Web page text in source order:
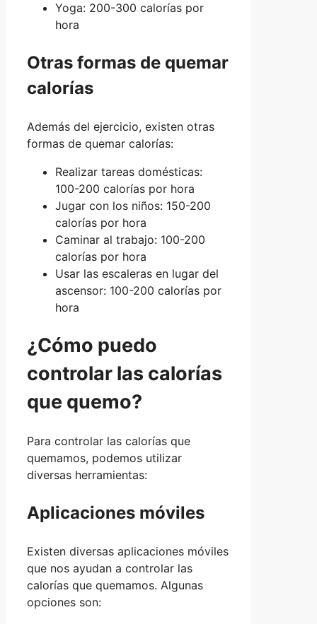
Yoga: 200-300 calorías por
hora
Otras formas de quemar
calorías
Además del ejercicio, existen otras
formas de quemar calorías:
Realizar tareas domésticas:
100-200 calorías por hora
Jugar con los niños: 150-200
calorías por hora
Caminar al trabajo: 100-200
calorías por hora
Usar las escaleras en lugar del
ascensor: 100-200 calorías por
hora
¿Cómo puedo
controlar las calorías
que quemo?
Para controlar las calorías que
quemamos, podemos utilizar
diversas herramientas:
Aplicaciones móviles
Existen diversas aplicaciones móviles
que nos ayudan a controlar las
calorías que quemamos. Algunas
opciones son: